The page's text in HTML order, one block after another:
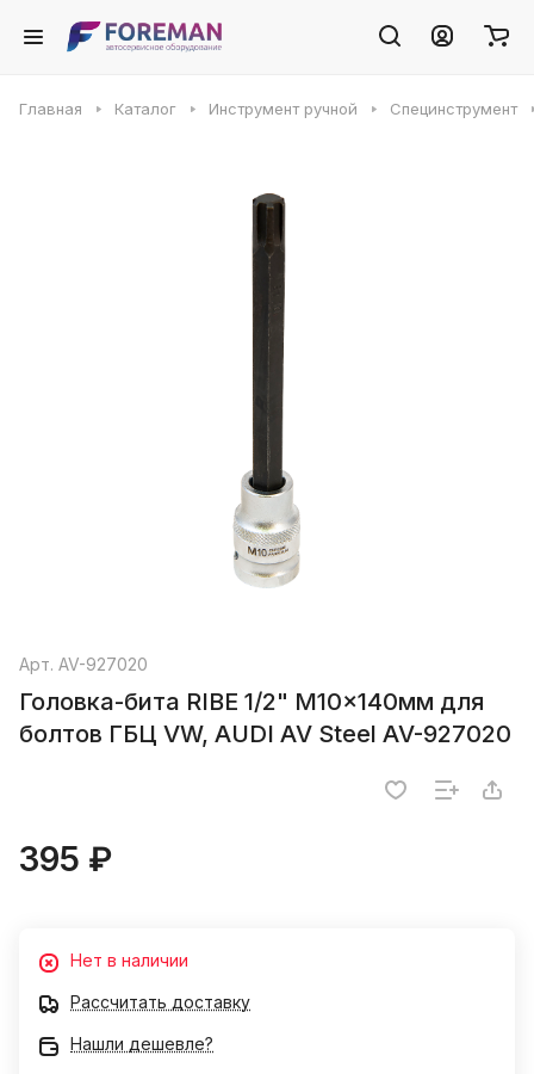
Главная Каталог Инструмент ручной Специнструмент
Арт. AV-927020
Головка-бита RIBE 1/2" M10x140мм для
болтов ГБЦ VW, AUDI AV Steel AV-927020
395 ₽
Нет в наличии
Рассчитать доставку
Нашли дешевле?